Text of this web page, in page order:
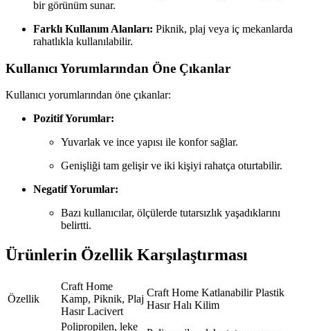
bir görünüm sunar.
Farklı Kullanım Alanları: Piknik, plaj veya iç mekanlarda
rahatlıkla kullanılabilir.
Kullanıcı Yorumlarından Öne Çıkanlar
Kullanıcı yorumlarından öne çıkanlar:
Pozitif Yorumlar:
Yuvarlak ve ince yapısı ile konfor sağlar.
Genişliği tam gelişir ve iki kişiyi rahatça oturtabilir.
Negatif Yorumlar:
Bazı kullanıcılar, ölçülerde tutarsızlık yaşadıklarını
belirtti.
Ürünlerin Özellik Karşılaştırması
Özellik
Craft Home
Kamp, Piknik, Plaj
Hasır Lacivert
Craft Home Katlanabilir Plastik
Hasır Halı Kilim
Polipropilen, leke